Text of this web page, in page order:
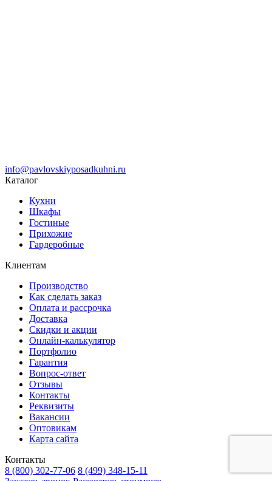
info@pavlovskiyposadkuhni.ru
Каталог
Кухни
Шкафы
Гостиные
Прихожие
Гардеробные
Клиентам
Производство
Как сделать заказ
Оплата и рассрочка
Доставка
Скидки и акции
Онлайн-калькулятор
Портфолио
Гарантия
Вопрос-ответ
Отзывы
Контакты
Реквизиты
Вакансии
Оптовикам
Карта сайта
Контакты
8 (800) 302-77-06 8 (499) 348-15-11